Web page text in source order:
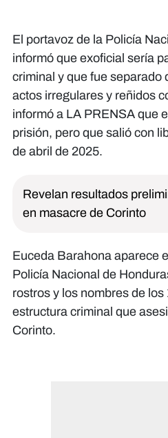
El portavoz de la Policía
informó que exoficial sería
criminal y que fue separado
actos irregulares y reñidos
informó a LA PRENSA que
prisión, pero que salió con
de abril de 2025.
Revelan resultados
en masacre de Corinto
Euceda Barahona aparece
Policía Nacional de
rostros y los nombres de
estructura criminal que
Corinto.